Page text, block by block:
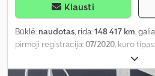
Klausti
Būklė: naudotas, rida:148 417 km,
pirmoji registracija:07/2020, kuro tipas:
, bendras svoris:
konfigūracija:4x2, ratų bazė:3 400 mm